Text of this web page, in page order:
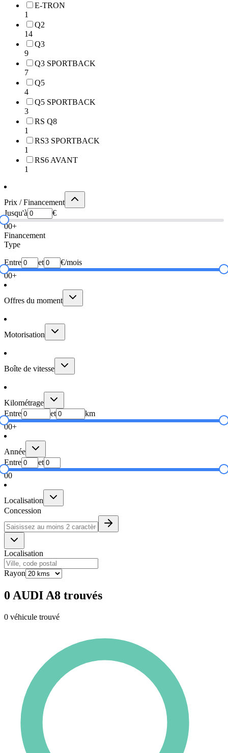
E-TRON
1
Q2
14
Q3
9
Q3 SPORTBACK
7
Q5
4
Q5 SPORTBACK
3
RS Q8
1
RS3 SPORTBACK
1
RS6 AVANT
1
Prix / Financement
Jusqu'à
€
00+
Financement
Type
Entre et
€/mois
00+
Offres du moment
Motorisation
Boîte de vitesse
Kilométrage
Entre
et
km
00+
Année
Entre
et
00
Localisation
Concession
Localisation
Rayon
0 AUDI A8 trouvés
0 véhicule trouvé